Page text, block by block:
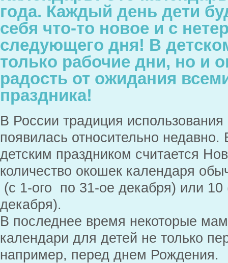
года. Каждый день дети
себя что-то новое и с
следующего дня! В
только рабочие дни, но и
радость от ожидания
праздника!
В России традиция
появилась относительно
детским праздником считается
количество окошек календаря
(с 1-ого по 31-ое декабря) или
декабря).
В последнее время некоторые
календари для детей не только
например, перед днем Рождения.